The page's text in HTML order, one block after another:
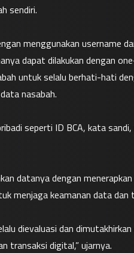
sendiri.
menggunakan username
dapat dilakukan dengan
untuk selalu berhati-hati
nasabah.
seperti ID BCA, kata
datanya dengan
menjaga keamanan data
dievaluasi dan
transaksi digital,” ujarnya.